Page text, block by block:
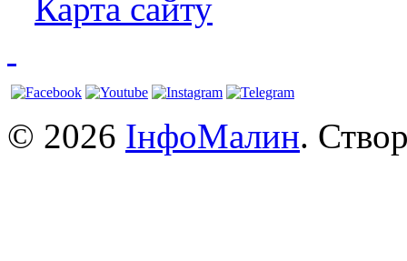
Карта сайту
© 2026 ІнфоМалин.